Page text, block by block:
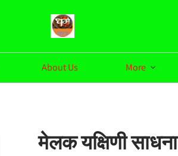
About Us More
मेलक यक्षिणी साधना